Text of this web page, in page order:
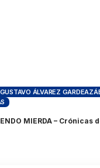
GUSTAVO ÁLVAREZ
MIERDA – Crónicas